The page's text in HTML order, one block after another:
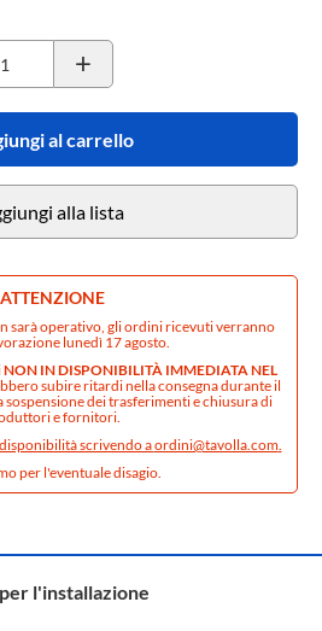
+
al carrello
alla lista
ATTENZIONE
sarà operativo, gli ordini ricevuti verranno
lunedì 17 agosto.
NON IN DISPONIBILITÀ IMMEDIATA NEL
subire ritardi nella consegna durante il
sospensione dei trasferimenti e chiusura di
e fornitori.
scrivendo aordini@tavolla.com.
per l'eventuale disagio.
l'installazione